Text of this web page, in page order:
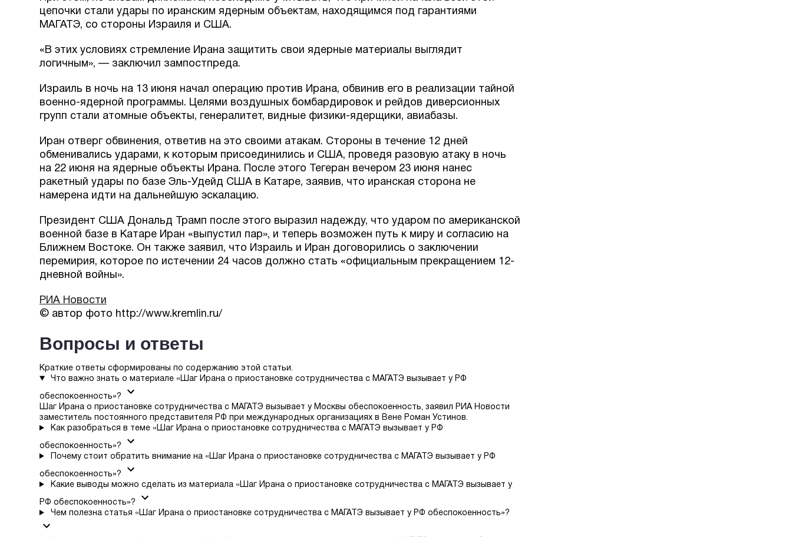
цепочки стали удары по иранским ядерным объектам, находящимся под гарантиями
МАГАТЭ, со стороны Израиля и США.
«В этих условиях стремление Ирана защитить свои ядерные материалы выглядит
логичным», — заключил зампостпреда.
Израиль в ночь на 13 июня начал операцию против Ирана, обвинив его в реализации тайной
военно-ядерной программы. Целями воздушных бомбардировок и рейдов диверсионных
групп стали атомные объекты, генералитет, видные физики-ядерщики, авиабазы.
Иран отверг обвинения, ответив на это своими атакам. Стороны в течение 12 дней
обменивались ударами, к которым присоединились и США, проведя разовую атаку в ночь
на 22 июня на ядерные объекты Ирана. После этого Тегеран вечером 23 июня нанес
ракетный удары по базе Эль-Удейд США в Катаре, заявив, что иранская сторона не
намерена идти на дальнейшую эскалацию.
Президент США Дональд Трамп после этого выразил надежду, что ударом по американской
военной базе в Катаре Иран «выпустил пар», и теперь возможен путь к миру и согласию на
Ближнем Востоке. Он также заявил, что Израиль и Иран договорились о заключении
перемирия, которое по истечении 24 часов должно стать «официальным прекращением 12-
дневной войны».
РИА Новости
© автор фото http://www.kremlin.ru/
Вопросы и ответы
Краткие ответы сформированы по содержанию этой статьи.
Что важно знать о материале «Шаг Ирана о приостановке сотрудничества с МАГАТЭ вызывает у РФ
обеспокоенность»?
Шаг Ирана о приостановке сотрудничества с МАГАТЭ вызывает у Москвы обеспокоенность, заявил РИА Новости
заместитель постоянного представителя РФ при международных организациях в Вене Роман Устинов.
Как разобраться в теме «Шаг Ирана о приостановке сотрудничества с МАГАТЭ вызывает у РФ
обеспокоенность»?
Почему стоит обратить внимание на «Шаг Ирана о приостановке сотрудничества с МАГАТЭ вызывает у РФ
обеспокоенность»?
Какие выводы можно сделать из материала «Шаг Ирана о приостановке сотрудничества с МАГАТЭ вызывает у
РФ обеспокоенность»?
Чем полезна статья «Шаг Ирана о приостановке сотрудничества с МАГАТЭ вызывает у РФ обеспокоенность»?